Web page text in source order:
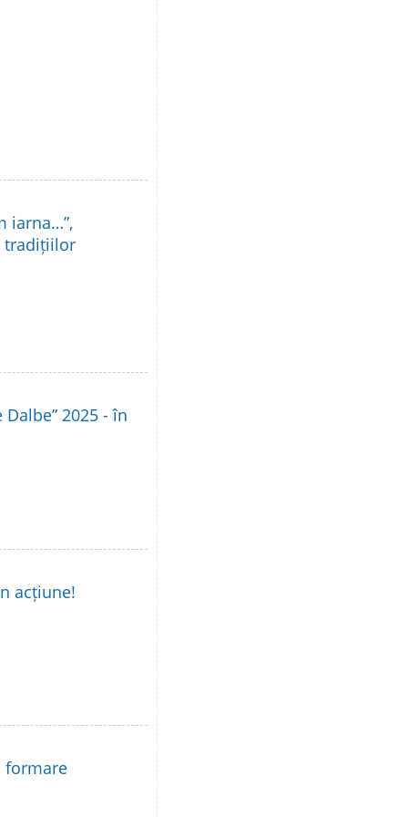
iarna…”,
tradițiilor
2025 - în
acțiune!
formare